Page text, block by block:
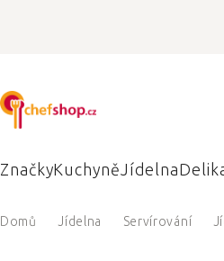
ZnačkyKuchyněJídelna
Domů Jídelna Servírování